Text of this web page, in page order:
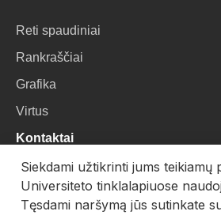
Reti spaudiniai
Rankraščiai
Grafika
Virtus
Kontaktai
VU Biblioteka
Universiteto g. 3, LT-01122, Vilnius
Siekdami užtikrinti jums teikiamų
Universiteto tinklalapiuose
Tęsdami naršymą jūs sutinkate